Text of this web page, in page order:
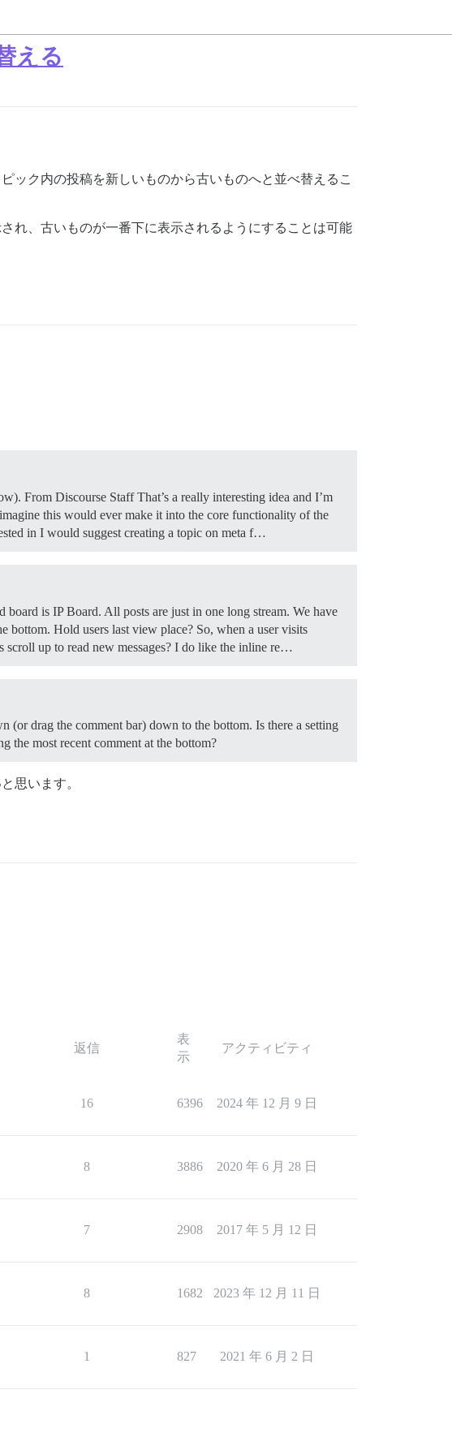
える
ック内の投稿を新しいものから古いものへと並べ替えるこ
れ、古いものが一番下に表示されるようにすることは可能
From Discourse Staff That’s a really interesting idea and I’m
this would ever make it into the core functionality of the
in I would suggest creating a topic on meta f…
is IP Board. All posts are just in one long stream. We have
bottom. Hold users last view place? So, when a user visits
scroll up to read new messages? I do like the inline re…
(or drag the comment bar) down to the bottom. Is there a setting
the most recent comment at the bottom?
思います。
返信
表
示
アクティビティ
16 6396 2024 年 12 月 9 日
8 3886 2020 年 6 月 28 日
7 2908 2017 年 5 月 12 日
8 1682 2023 年 12 月 11 日
1 827 2021 年 6 月 2 日